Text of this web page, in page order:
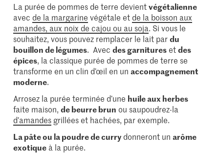
La purée de pommes de terre devientvégétalienne
avec de la margarine végétale et de la boisson aux
amandes, aux noix de cajou ou au soja. Si vous le
souhaitez, vous pouvez remplacer le lait pardu
bouillon de légumes. Avecdes garnituresetdes
épices, la classique purée de pommes de terre se
transforme en un clin d’œil en unaccompagnement
moderne.
Arrosez la purée terminée d’une huile aux herbes
faite maison,de beurre brun ou saupoudrez-la
d’amandes grillées et hachées, par exemple.
La pâte ou la poudre de curry donneront unarôme
exotique à la purée.